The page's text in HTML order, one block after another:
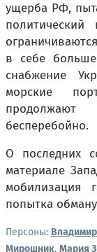
ущерба РФ,
в себе больше
снабжение
морские
продолжают
бесперебойно.
О последних
материале
мобилизация
попытка
Персоны:
Мирошник, Мария